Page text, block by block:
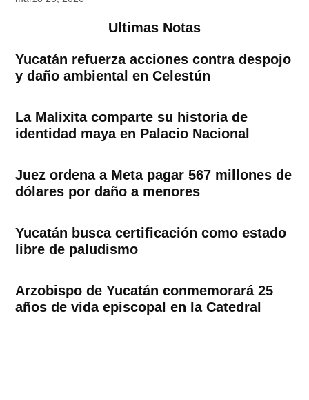
Ultimas Notas
Yucatán refuerza acciones contra despojo
y daño ambiental en Celestún
La Malixita comparte su historia de
identidad maya en Palacio Nacional
Juez ordena a Meta pagar 567 millones de
dólares por daño a menores
Yucatán busca certificación como estado
libre de paludismo
Arzobispo de Yucatán conmemorará 25
años de vida episcopal en la Catedral